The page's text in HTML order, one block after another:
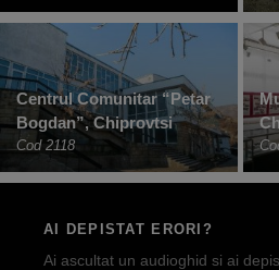
Centrul Comunitar “Petar
Bogdan”, Chiprovtsi
Cod 2118
AI DEPISTAT ERORI?
Ai ascultat un audioghid si ai